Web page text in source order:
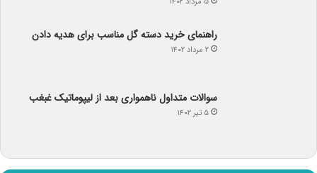
راهنمای خرید دسته گل مناسب برای هدیه دادن
۲ مرداد ۱۴۰۲
سوالات متداول ناهمواری بعد از لیپوماتیک غبغب
۵ تیر ۱۴۰۲